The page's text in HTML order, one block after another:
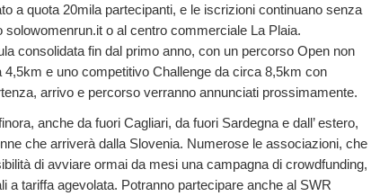
a quota 20mila partecipanti, e le iscrizioni continuano senza
solowomenrun.it o al centro commerciale La Plaia.
consolidata fin dal primo anno, con un percorso Open non
e uno competitivo Challenge da circa 8,5km con
arrivo e percorso verranno annunciati prossimamente.
anche da fuori Cagliari, da fuori Sardegna e dall’ estero,
che arriverà dalla Slovenia. Numerose le associazioni, che
di avviare ormai da mesi una campagna di crowdfunding,
a tariffa agevolata. Potranno partecipare anche al SWR